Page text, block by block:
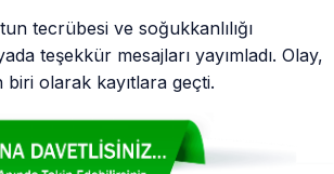
tecrübesi ve soğukkanlılığı
teşekkür mesajları yayımladı. Olay,
olarak kayıtlara geçti.